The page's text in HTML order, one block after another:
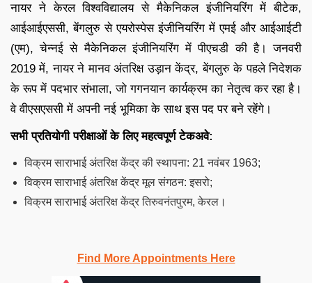
नायर ने केरल विश्वविद्यालय से मैकेनिकल इंजीनियरिंग में बीटेक,
आईआईएससी, बेंगलुरु से एयरोस्पेस इंजीनियरिंग में एमई और आईआईटी
(एम), चेन्नई से मैकेनिकल इंजीनियरिंग में पीएचडी की है। जनवरी
2019 में, नायर ने मानव अंतरिक्ष उड़ान केंद्र, बेंगलुरु के पहले निदेशक
के रूप में पदभार संभाला, जो गगनयान कार्यक्रम का नेतृत्व कर रहा है।
वे वीएसएससी में अपनी नई भूमिका के साथ इस पद पर बने रहेंगे।
सभी प्रतियोगी परीक्षाओं के लिए महत्वपूर्ण टेकअवे:
विक्रम साराभाई अंतरिक्ष केंद्र की स्थापना: 21 नवंबर 1963;
विक्रम साराभाई अंतरिक्ष केंद्र मूल संगठन: इसरो;
विक्रम साराभाई अंतरिक्ष केंद्र तिरुवनंतपुरम, केरल।
Find More Appointments Here